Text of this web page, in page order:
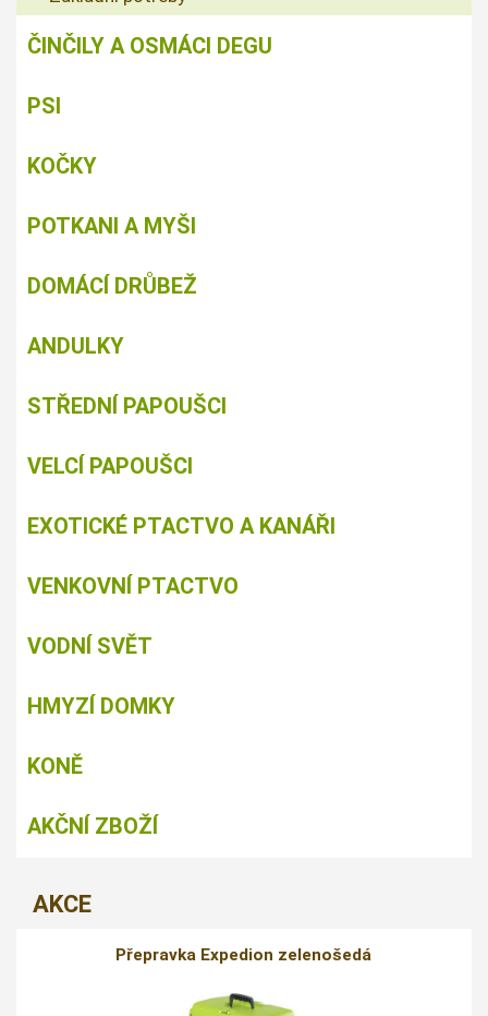
ČINČILY A OSMÁCI DEGU
PSI
KOČKY
POTKANI A MYŠI
DOMÁCÍ DRŮBEŽ
ANDULKY
STŘEDNÍ PAPOUŠCI
VELCÍ PAPOUŠCI
EXOTICKÉ PTACTVO A KANÁŘI
VENKOVNÍ PTACTVO
VODNÍ SVĚT
HMYZÍ DOMKY
KONĚ
AKČNÍ ZBOŽÍ
AKCE
Přepravka Expedion zelenošedá